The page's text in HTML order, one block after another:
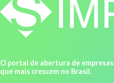
O portal de abertura de
que mais crescem no Brasil.